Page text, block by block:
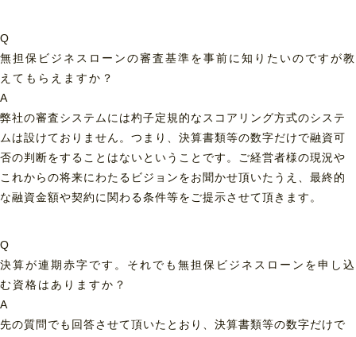
Q
無担保ビジネスローンの審査基準を事前に知りたいのですが教
えてもらえますか？
A
弊社の審査システムには杓子定規的なスコアリング方式のシステ
ムは設けておりません。つまり、決算書類等の数字だけで融資可
否の判断をすることはないということです。ご経営者様の現況や
これからの将来にわたるビジョンをお聞かせ頂いたうえ、最終的
な融資金額や契約に関わる条件等をご提示させて頂きます。
Q
決算が連期赤字です。それでも無担保ビジネスローンを申し込
む資格はありますか？
A
先の質問でも回答させて頂いたとおり、決算書類等の数字だけで